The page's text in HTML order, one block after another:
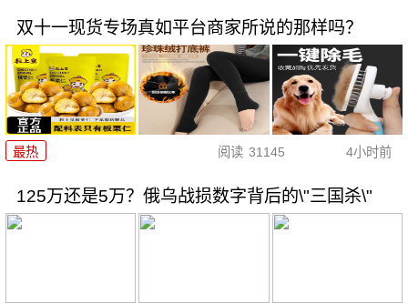
双十一现货专场真如平台商家所说的那样吗？
最热 阅读 31145 4小时前
125万还是5万？俄乌战损数字背后的\"三国杀\"